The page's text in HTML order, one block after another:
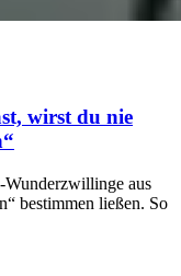
wirst du nie
aus
bestimmen ließen. So